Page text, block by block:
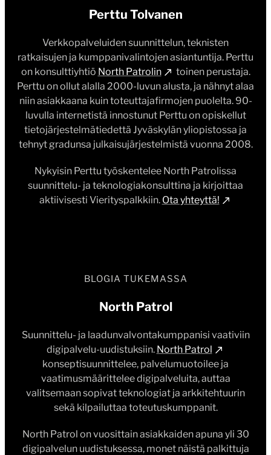
Perttu Tolvanen
Verkkopalveluiden suunnittelun, teknisten
ratkaisujen ja kumppanivalintojen asiantuntija. Perttu
on konsulttiyhtiö North Patrolin
toinen perustaja.
Perttu on ollut alalla 2000-luvun alusta, ja nähnyt alaa
niin asiakkaana kuin toteuttajafirmojen puolelta. 90-
luvulla internetistä innostunut Perttu on opiskellut
tietojärjestelmätiedettä Jyväskylän yliopistossa ja
tehnyt gradunsa julkaisujärjestelmistä vuonna 2008.
Nykyisin Perttu työskentelee North Patrolissa
suunnittelu- ja teknologiakonsulttina ja kirjoittaa
aktiivisesti Vierityspalkkiin. Ota yhteyttä!
BLOGIA TUKEMASSA
North Patrol
Suunnittelu- ja laadunvalvontakumppanisi vaativiin
digipalvelu-uudistuksiin. North Patrol
konseptisuunnittelee, palvelumuotoilee ja
vaatimusmäärittelee digipalveluita, auttaa
valitsemaan sopivat teknologiat ja arkkitehtuurin
sekä kilpailuttaa toteutuskumppanit.
North Patrol on vuosittain asiakkaiden apuna yli 30
digipalvelun uudistuksessa, monet näistä palkittuja